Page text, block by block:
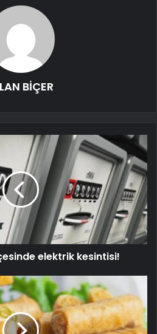
BİÇER
elektrik kesintisi!